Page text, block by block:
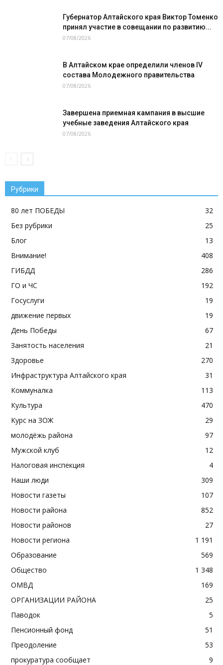
Губернатор Алтайского края Виктор Томенко
принял участие в совещании по развитию...
07/08/2026
В Алтайском крае определили членов IV
состава Молодежного правительства
07/08/2026
Завершена приемная кампания в высшие
учебные заведения Алтайского края
07/08/2026
Рубрики
80 лет ПОБЕДЫ
32
Без рубрики
25
Блог
13
Внимание!
408
ГИБДД
286
ГО и ЧС
192
Госуслуги
19
движение первых
19
День Победы
67
Занятость населения
21
Здоровье
270
Инфраструктура Алтайского края
31
Коммуналка
113
Культура
470
Курс на ЗОЖ
29
молодёжь района
97
Мужской клуб
12
Налоговая инспекция
4
Наши люди
309
Новости газеты
107
Новости района
852
Новости районов
27
Новости региона
1 191
Образование
569
Общество
1 348
ОМВД
169
ОРГАНИЗАЦИИ РАЙОНА
25
Паводок
5
Пенсионный фонд
51
Преодоление
53
прокуратура сообщает
9